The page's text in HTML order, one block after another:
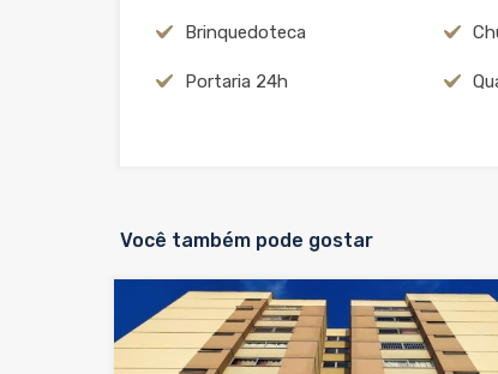
Brinquedoteca
Portaria 24h
Você também pode gostar